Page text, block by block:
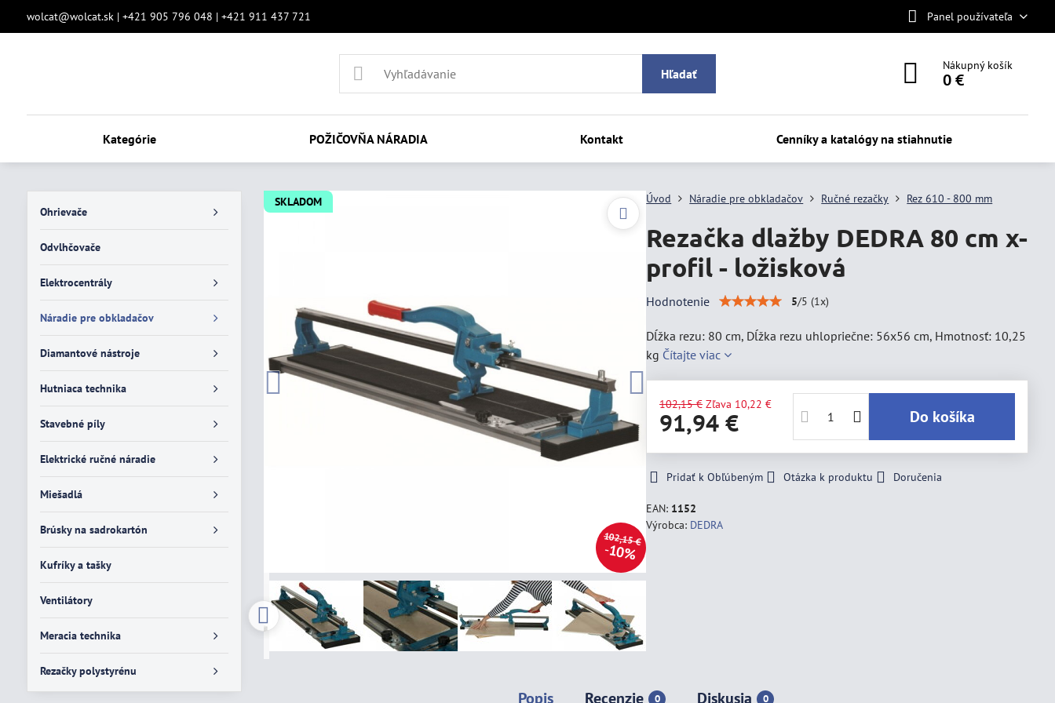
wolcat@wolcat.sk | +421 905 796 048 | +421 911 437 721 Panel používateľa
Hľadať
Nákupný košík
0 €
Kategórie POŽIČOVŇA NÁRADIA Kontakt Cenníky a katalógy na stiahnutie
SKLADOM
102,15 €
10%
Úvod Náradie pre obkladačov Ručné rezačky Rez 610 - 800 mm
Rezačka dlažby DEDRA 80 cm x-
profil - ložisková
Hodnotenie 5/5 (1x)
Dĺžka rezu: 80 cm, Dĺžka rezu uhlopriečne: 56x56 cm, Hmotnosť: 10,25
kg Čítajte viac
102,15 € Zľava 10,22 €
91,94 € Do košíka
Pridať k Obľúbeným Otázka k produktu Doručenia
EAN: 1152
Výrobca: DEDRA
Popis Recenzie 0 Diskusia 0
Ohrievače
Odvlhčovače
Elektrocentrály
Náradie pre obkladačov
Diamantové nástroje
Hutniaca technika
Stavebné píly
Elektrické ručné náradie
Miešadlá
Brúsky na sadrokartón
Kufríky a tašky
Ventilátory
Meracia technika
Rezačky polystyrénu